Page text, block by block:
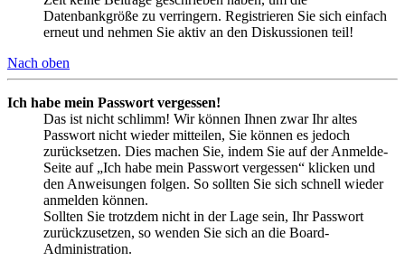
Datenbankgröße zu verringern. Registrieren Sie sich einfach
erneut und nehmen Sie aktiv an den Diskussionen teil!
Nach oben
Ich habe mein Passwort vergessen!
Das ist nicht schlimm! Wir können Ihnen zwar Ihr altes
Passwort nicht wieder mitteilen, Sie können es jedoch
zurücksetzen. Dies machen Sie, indem Sie auf der Anmelde-
Seite auf „Ich habe mein Passwort vergessen“ klicken und
den Anweisungen folgen. So sollten Sie sich schnell wieder
anmelden können.
Sollten Sie trotzdem nicht in der Lage sein, Ihr Passwort
zurückzusetzen, so wenden Sie sich an die Board-
Administration.